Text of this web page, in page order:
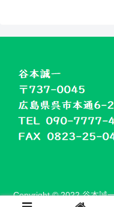
Copyright © 2022 谷本誠